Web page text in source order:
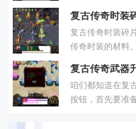
复古传奇时装
复古传奇时装碎
传奇时装的材料
复古传奇武器
咱们都知道在复
按钮，首先要准